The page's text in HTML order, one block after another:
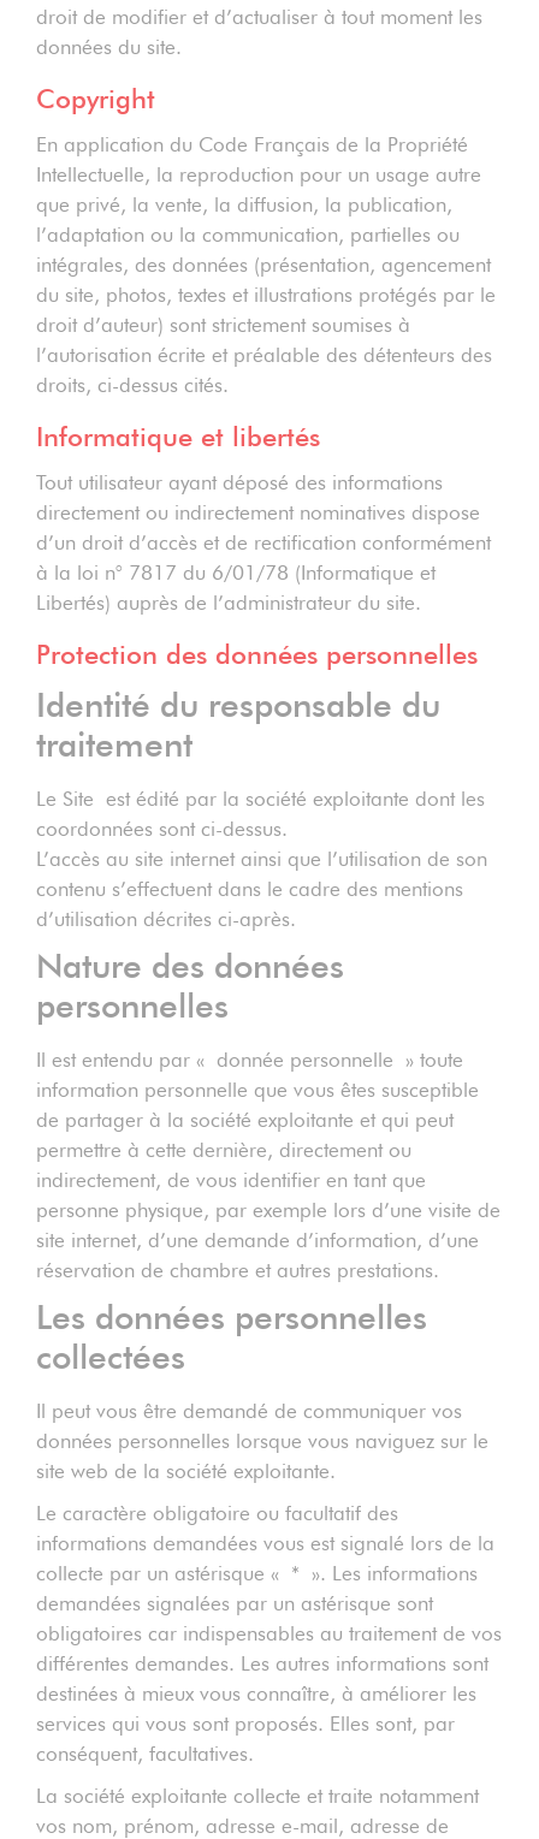
droit de modifier et d’actualiser à tout moment les
données du site.
Copyright
En application du Code Français de la Propriété
Intellectuelle, la reproduction pour un usage autre
que privé, la vente, la diffusion, la publication,
l’adaptation ou la communication, partielles ou
intégrales, des données (présentation, agencement
du site, photos, textes et illustrations protégés par le
droit d’auteur) sont strictement soumises à
l’autorisation écrite et préalable des détenteurs des
droits, ci-dessus cités.
Informatique et libertés
Tout utilisateur ayant déposé des informations
directement ou indirectement nominatives dispose
d’un droit d’accès et de rectification conformément
à la loi n° 7817 du 6/01/78 (Informatique et
Libertés) auprès de l’administrateur du site.
Protection des données personnelles
Identité du responsable du
traitement
Le Site est édité par la société exploitante dont les
coordonnées sont ci-dessus.
L’accès au site internet ainsi que l’utilisation de son
contenu s’effectuent dans le cadre des mentions
d’utilisation décrites ci-après.
Nature des données
personnelles
Il est entendu par « donnée personnelle » toute
information personnelle que vous êtes susceptible
de partager à la société exploitante et qui peut
permettre à cette dernière, directement ou
indirectement, de vous identifier en tant que
personne physique, par exemple lors d’une visite de
site internet, d’une demande d’information, d’une
réservation de chambre et autres prestations.
Les données personnelles
collectées
Il peut vous être demandé de communiquer vos
données personnelles lorsque vous naviguez sur le
site web de la société exploitante.
Le caractère obligatoire ou facultatif des
informations demandées vous est signalé lors de la
collecte par un astérisque « * ». Les informations
demandées signalées par un astérisque sont
obligatoires car indispensables au traitement de vos
différentes demandes. Les autres informations sont
destinées à mieux vous connaître, à améliorer les
services qui vous sont proposés. Elles sont, par
conséquent, facultatives.
La société exploitante collecte et traite notamment
vos nom, prénom, adresse e-mail, adresse de